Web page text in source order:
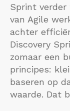
Sprint
van Agile
achter
Discovery
zomaar een
principes:
baseren op
waarde. Dat